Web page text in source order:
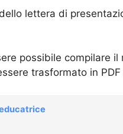
lettera di
possibile compilare
trasformato in